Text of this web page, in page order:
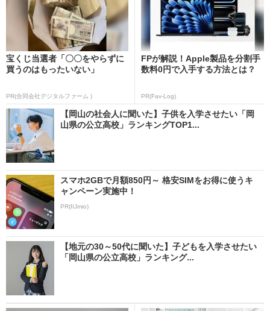
宝くじ当選者「〇〇をやらずに
買うのはもったいない」
PR(合同会社デジタルファーム )
FPが解説！Apple製品を分割手
数料0円で入手する方法とは？
PR(Fav-Log)
【岡山の社会人に聞いた】子供を入学させたい「岡
山県の公立高校」ランキングTOP1...
スマホ2GBで月額850円～ 格安SIMをお得に使うキ
ャンペーン実施中！
PR(IIJmio)
【地元の30～50代に聞いた】子どもを入学させたい
「岡山県の公立高校」ランキング...